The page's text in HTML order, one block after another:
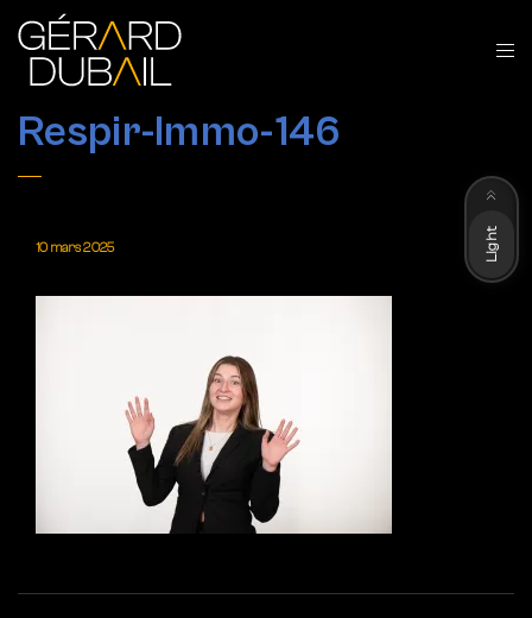
Respir-Immo-146
10 mars 2025 Light
Dark